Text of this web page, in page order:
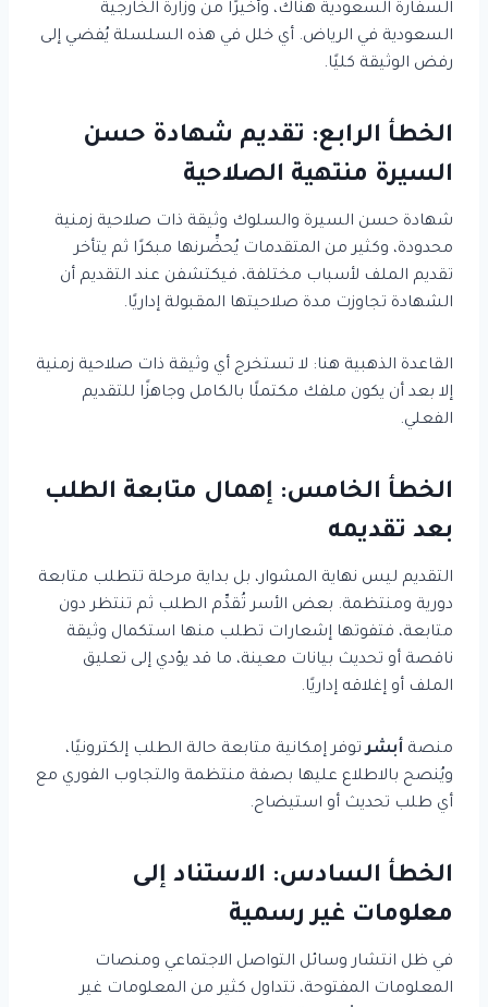
السفارة السعودية هناك، وأخيرًا من وزارة الخارجية
السعودية في الرياض. أي خلل في هذه السلسلة يُفضي إلى
رفض الوثيقة كليًا.
الخطأ الرابع: تقديم شهادة حسن
السيرة منتهية الصلاحية
شهادة حسن السيرة والسلوك وثيقة ذات صلاحية زمنية
محدودة، وكثير من المتقدمات يُحضِّرنها مبكرًا ثم يتأخر
تقديم الملف لأسباب مختلفة، فيكتشفن عند التقديم أن
الشهادة تجاوزت مدة صلاحيتها المقبولة إداريًا.
القاعدة الذهبية هنا: لا تستخرج أي وثيقة ذات صلاحية زمنية
إلا بعد أن يكون ملفك مكتملًا بالكامل وجاهزًا للتقديم
الفعلي.
الخطأ الخامس: إهمال متابعة الطلب
بعد تقديمه
التقديم ليس نهاية المشوار، بل بداية مرحلة تتطلب متابعة
دورية ومنتظمة. بعض الأسر تُقدِّم الطلب ثم تنتظر دون
متابعة، فتفوتها إشعارات تطلب منها استكمال وثيقة
ناقصة أو تحديث بيانات معينة، ما قد يؤدي إلى تعليق
الملف أو إغلاقه إداريًا.
منصة أبشرتوفر إمكانية متابعة حالة الطلب إلكترونيًا،
ويُنصح بالاطلاع عليها بصفة منتظمة والتجاوب الفوري مع
أي طلب تحديث أو استيضاح.
الخطأ السادس: الاستناد إلى
معلومات غير رسمية
في ظل انتشار وسائل التواصل الاجتماعي ومنصات
المعلومات المفتوحة، تتداول كثير من المعلومات غير